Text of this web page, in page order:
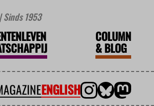
1953
COLUMN
&BLOG
ENGLISH